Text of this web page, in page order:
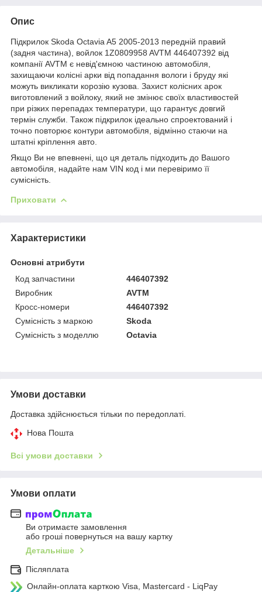
Опис
Підкрилок Skoda Octavia A5 2005-2013 передній правий
(задня частина), войлок 1Z0809958 AVTM 446407392 від
компанії AVTM є невід'ємною частиною автомобіля,
захищаючи колісні арки від попадання вологи і бруду які
можуть викликати корозію кузова. Захист колісних арок
виготовлений з войлоку, який не змінює своїх властивостей
при різких перепадах температури, що гарантує довгий
термін служби. Також підкрилок ідеально спроектований і
точно повторює контури автомобіля, відмінно стаючи на
штатні кріплення авто.
Якщо Ви не впевнені, що ця деталь підходить до Вашого
автомобіля, надайте нам VIN код і ми перевіримо її
сумісність.
Приховати
Характеристики
Основні атрибути
Код запчастини
446407392
Виробник
AVTM
Кросс-номери
446407392
Сумісність з маркою
Skoda
Сумісність з моделлю
Octavia
Умови доставки
Доставка здійснюється тільки по передоплаті.
Нова Пошта
Всі умови доставки
Умови оплати
Ви отримаєте замовлення
або гроші повернуться на вашу картку
Детальніше
Післяплата
Онлайн-оплата карткою Visa, Mastercard - LiqPay